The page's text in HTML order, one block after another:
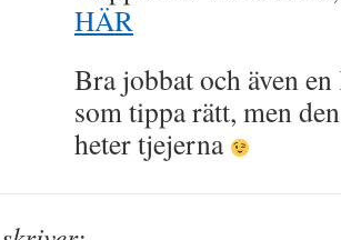
HÄR
Bra jobbat och även
som tippa rätt, men
heter tjejerna